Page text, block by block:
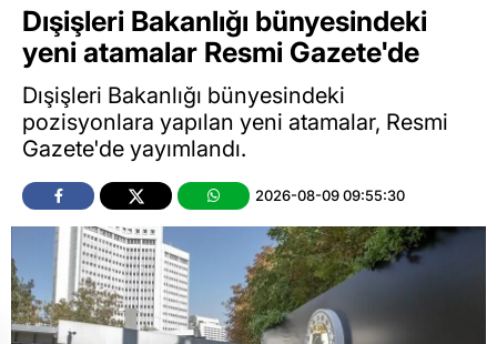
Dışişleri Bakanlığı bünyesindeki
yeni atamalar Resmi Gazete'de
Dışişleri Bakanlığı bünyesindeki
pozisyonlara yapılan yeni atamalar, Resmi
Gazete'de yayımlandı.
2026-08-09 09:55:30